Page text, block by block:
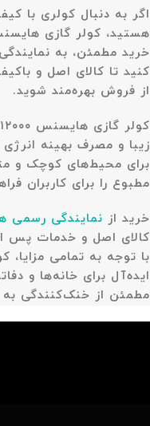
اگر به دنبال کولری با
خرید مطمئن، به
کنید تا کالای اصل و
از فروش بهره‌مند شوید.
زیبا و مصرف بهینه
برای محیط‌های کوچک و
مطبوع را برای کاربران
خرید از نمایندگی رسمی
کالای اصل و خدمات پس
ایده‌آل برای خانه‌ها و
مطمئن از خنک‌کنندگی به